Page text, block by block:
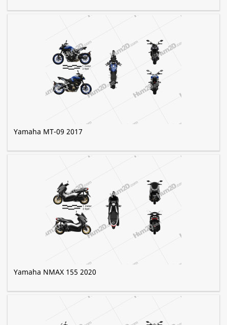
Yamaha MT-09 2017
Yamaha NMAX 155 2020